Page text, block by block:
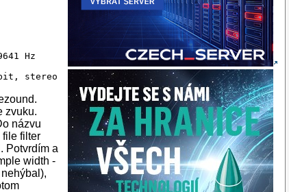
Hz
zvuku.
názvu
file filter
Potvrdím a
width -